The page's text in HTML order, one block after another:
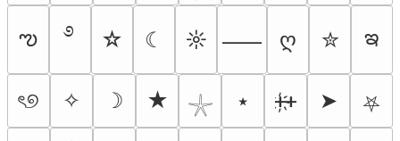
ఌ ࿔ ☆ ☾ ☼ ⸺ ღ ✮ ఇ
ৎ୭ ✧ ☽ ★ 𓇼 ⭑ ᚐ҉ᚐ ➤ ⛧